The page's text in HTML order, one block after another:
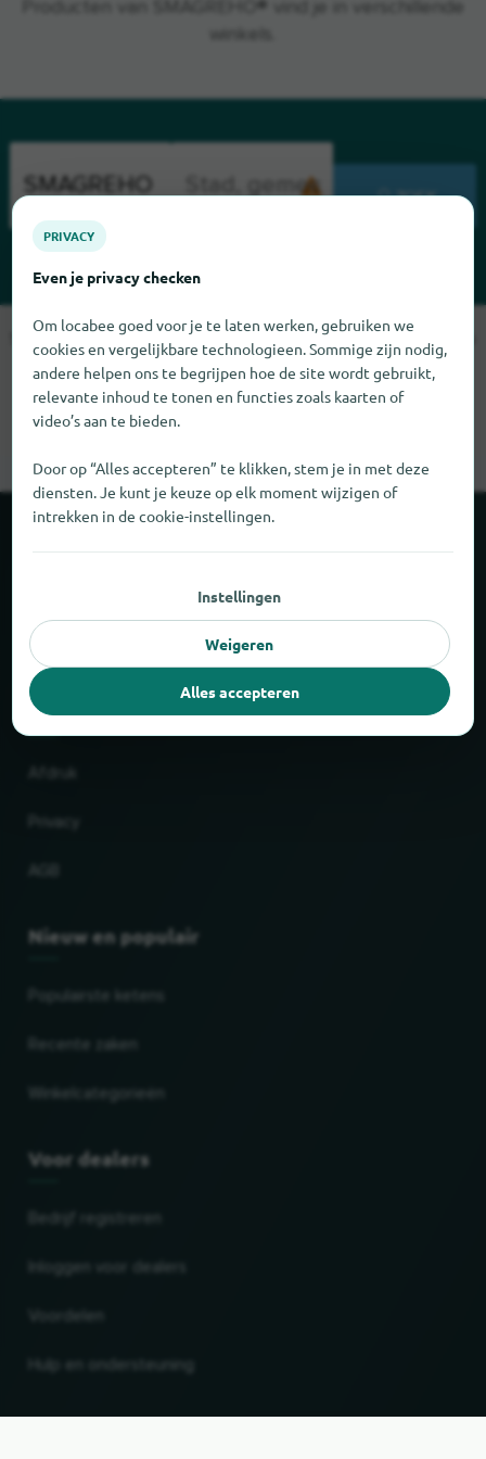
Producten van SMAGREHO® vind je in verschillende
ZOEK
Sorry, we kunnen SMAGREHO op dit moment niet vinden. Als u
weet waar SMAGREHO te vinden is, zouden we het erg op
prijs stellen als u ons dat laat weten.
Partner
Wettelijk
Nieuw en populair
Populairste ketens
Voor dealers
PRIVACY
Even je privacy checken
Om locabee goed voor je te laten werken, gebruiken we
cookies en vergelijkbare technologieen. Sommige zijn nodig,
andere helpen ons te begrijpen hoe de site wordt gebruikt,
relevante inhoud te tonen en functies zoals kaarten of
video’s aan te bieden.
Door op “Alles accepteren” te klikken, stem je in met deze
diensten. Je kunt je keuze op elk moment wijzigen of
intrekken in de cookie-instellingen.
Instellingen
Weigeren
Alles accepteren